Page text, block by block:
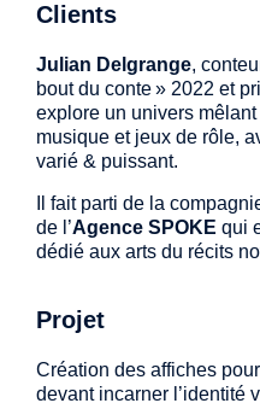
Clients
Julian Delgrange,
bout du conte » 2022 et
explore un univers
musique et jeux de rôle,
varié & puissant.
Il fait parti de la
de l’Agence SPOKE qui
dédié aux arts du récits
Projet
Création des affiches
devant incarner l’identité